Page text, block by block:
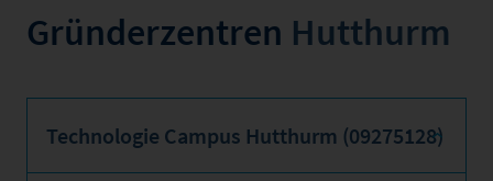
Gründerzentren Hutthurm
Technologie Campus Hutthurm (09275128)